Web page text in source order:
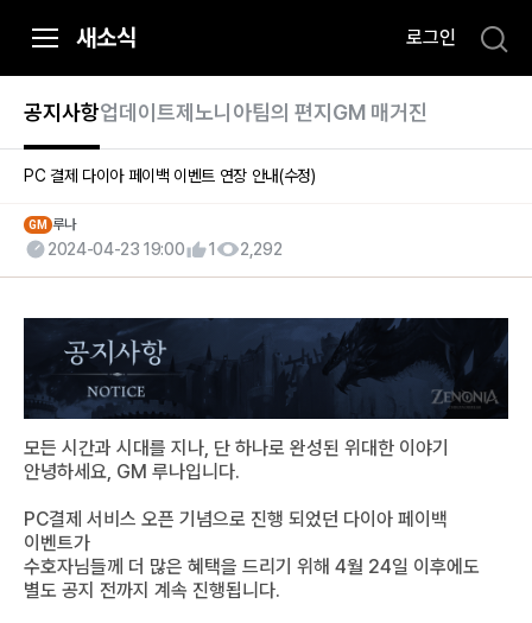
t
n
새소식 로그인
공지사항업데이트제노니아팀의 편지 GM 매거진
PC 결제 다이아 페이백 이벤트 연장 안내(수정)
GM 루나
2024-04-23 19:00 1 2,292
모든 시간과 시대를 지나, 단 하나로 완성된 위대한 이야기
안녕하세요, GM 루나입니다.
PC결제 서비스 오픈 기념으로 진행 되었던 다이아 페이백
이벤트가
수호자님들께 더 많은 혜택을 드리기 위해 4월 24일 이후에도
별도 공지 전까지 계속 진행됩니다.